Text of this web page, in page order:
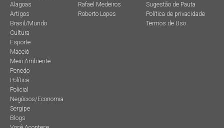
Alagoas
Artigos
Brasil/Mundo
Cultura
Esporte
Maceió
Meio Ambiente
Penedo
Política
Policial
Negócios/Economia
Sergipe
Blogs
Rafael Medeiros
Roberto Lopes
Sugestão de Pauta
Política de privacidade
Termos de Uso